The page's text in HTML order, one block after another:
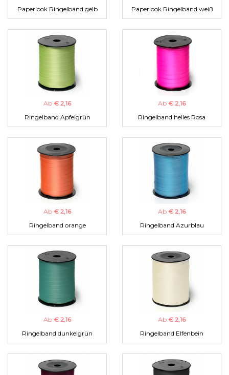
Paperlook Ringelband gelb
Paperlook Ringelband weiß
Ab € 2,16
Ringelband Apfelgrün
Ab € 2,16
Ringelband helles Rosa
Ab € 2,16
Ringelband orange
Ab € 2,16
Ringelband Azurblau
Ab € 2,16
Ringelband dunkelgrün
Ab € 2,16
Ringelband Elfenbein